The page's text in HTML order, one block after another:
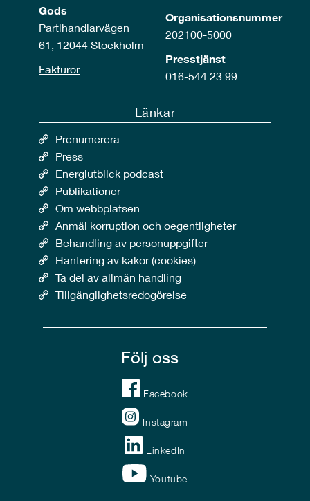
Gods
Partihandlarvägen
61, 12044 Stockholm
Fakturor
Organisationsnummer
202100-5000
Presstjänst
016-544 23 99
Länkar
Prenumerera
Press
Energiutblick podcast
Publikationer
Om webbplatsen
Anmäl korruption och oegentligheter
Behandling av personuppgifter
Hantering av kakor (cookies)
Ta del av allmän handling
Tillgänglighetsredogörelse
Följ oss
Facebook
Instagram
LinkedIn
Youtube